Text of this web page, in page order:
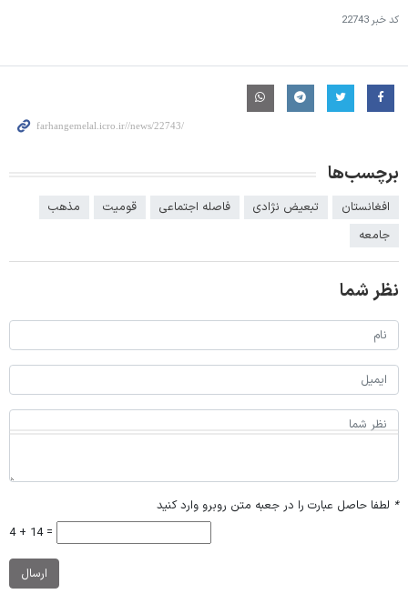
کد خبر22743
برچسب‌ها
افغانستان تبعیض نژادی فاصله اجتماعی قوميت
مذهب
جامعه
نظر شما
* لطفا حاصل عبارت را در جعبه متن روبرو وارد کنید
4 + 14 =
ارسال